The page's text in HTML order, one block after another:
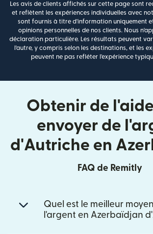
Les avis de clients affichés sur cette page sont
et reflètent les expériences individuelles avec
sont fournis à titre d'information uniquement
opinions personnelles de nos clients. Nous
déclaration particulière. Les résultats peuvent
l'autre, y compris selon les destinations, et les
peuvent ne pas refléter l'expérience
Obtenir de
envoyer de
d'Autriche en
FAQ de Remitly
Quel est le meilleur
l'argent en Azerbaïdjan